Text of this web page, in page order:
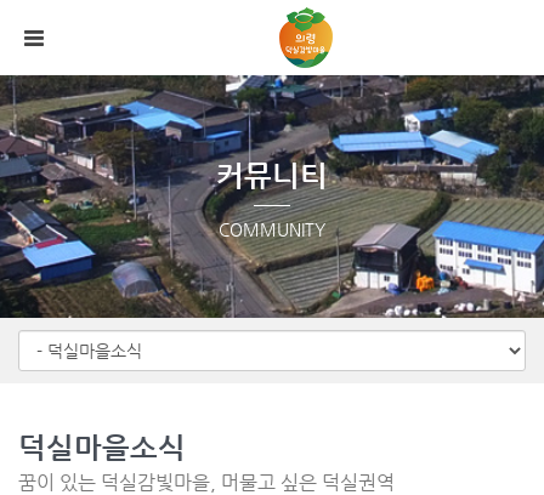
메뉴 건너뛰기
커뮤니티
COMMUNITY
덕실마을소식
꿈이 있는 덕실감빛마을, 머물고 싶은 덕실권역